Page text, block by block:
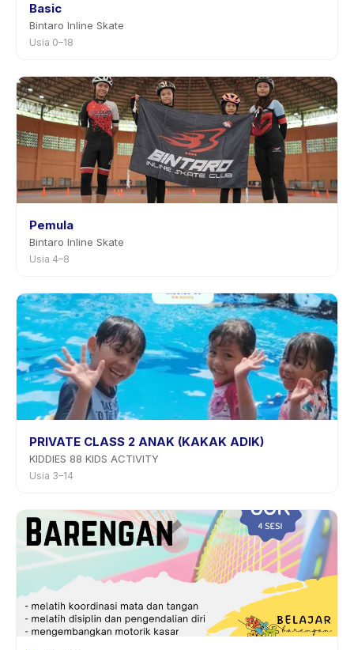
Basic
Bintaro Inline Skate
Usia 0–18
Pemula
Bintaro Inline Skate
Usia 4–8
PRIVATE CLASS 2 ANAK (KAKAK ADIK)
KIDDIES 88 KIDS ACTIVITY
Usia 3–14